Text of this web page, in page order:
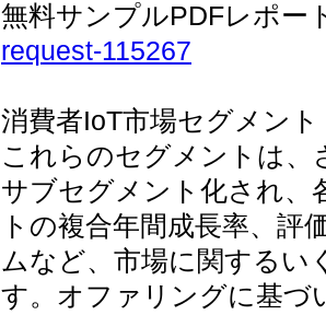
無料サンプルPDFレポー
request-115267
消費者IoT市場セグメント
これらのセグメントは
サブセグメント化され、
トの複合年間成長率、評
ムなど、市場に関するい
す。オファリングに基づ